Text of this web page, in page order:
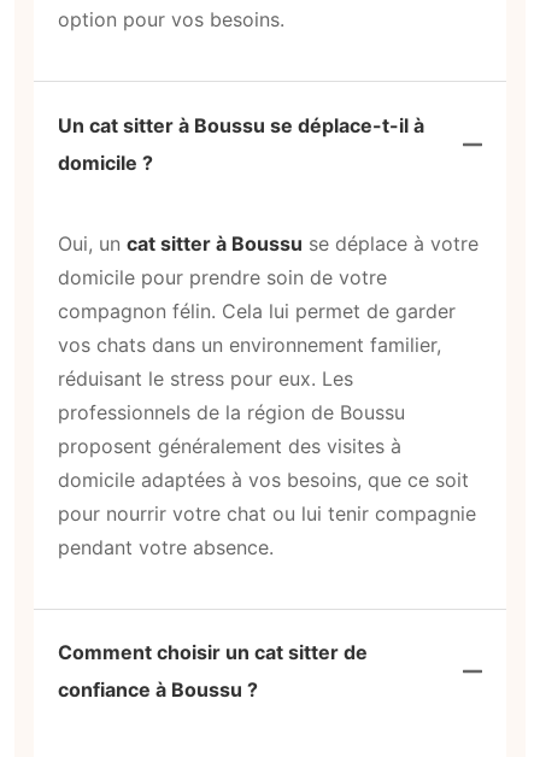
option pour vos besoins.
Un cat sitter à Boussu se déplace-t-il à
domicile ?
Oui, un cat sitter à Boussu se déplace à votre
domicile pour prendre soin de votre
compagnon félin. Cela lui permet de garder
vos chats dans un environnement familier,
réduisant le stress pour eux. Les
professionnels de la région de Boussu
proposent généralement des visites à
domicile adaptées à vos besoins, que ce soit
pour nourrir votre chat ou lui tenir compagnie
pendant votre absence.
Comment choisir un cat sitter de
confiance à Boussu ?